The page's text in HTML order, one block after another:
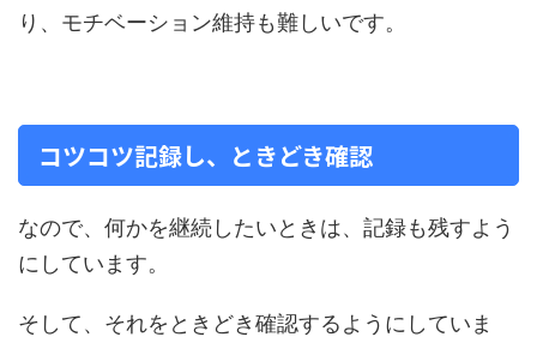
り、モチベーション維持も難しいです。
コツコツ記録し、ときどき確認
なので、何かを継続したいときは、記録も残すよう
にしています。
そして、それをときどき確認するようにしていま